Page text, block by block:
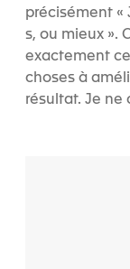
précisément «
s, ou mieux ».
exactement
choses à
résultat. Je ne